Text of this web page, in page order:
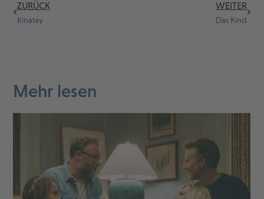
ZURÜCK
Kinatay
WEITER
Das Kind
Mehr lesen